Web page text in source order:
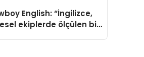
English: “İngilizce,
ekiplerde ölçülen bir